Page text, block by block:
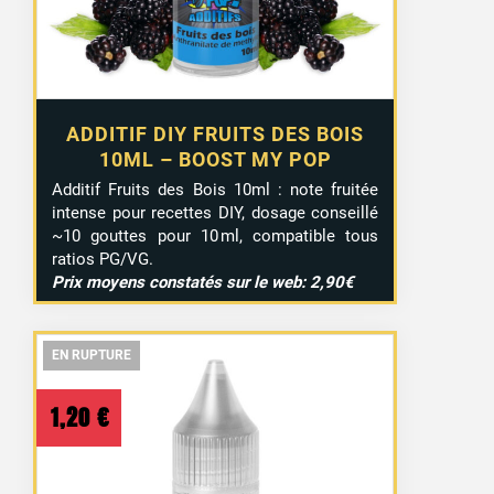
ADDITIF DIY FRUITS DES BOIS
10ML – BOOST MY POP
Additif Fruits des Bois 10ml : note fruitée
intense pour recettes DIY, dosage conseillé
~10 gouttes pour 10 ml, compatible tous
ratios PG/VG.
Prix moyens constatés sur le web: 2,90€
EN RUPTURE
EN RUPTURE
1,20 €
EN RUPTURE